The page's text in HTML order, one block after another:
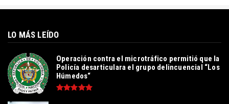
LO MÁS LEÍDO
Operación contra el microtráfico permitió que la
Policía desarticulara el grupo delincuencial “Los
Húmedos“